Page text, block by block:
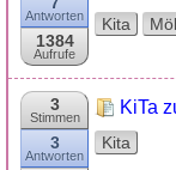
Antworten
1384
Aufrufe
Kita
3
Stimmen
3
Antworten
KiTa
Kita